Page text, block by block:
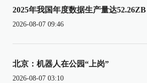
2025年我国年度数据生产量达52.26ZB
2026-08-07 09:46
北京：机器人在公园“上岗”
2026-08-07 03:10